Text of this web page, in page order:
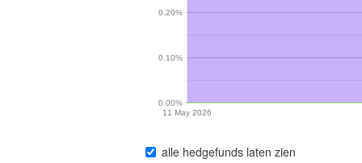
11 May 2026
0.00%
0.10%
0.20%
alle hedgefunds laten zien